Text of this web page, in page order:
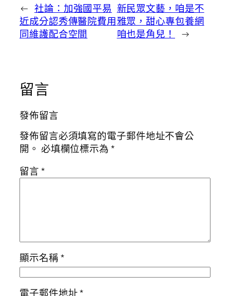
← 社論：加強國平易
近成分認秀傳醫院費用
同維護配合空間
新民眾文藝，咱是不
雅眾，甜心專包養網
咱也是角兒！
→
留言
發佈留言
發佈留言必須填寫的電子郵件地址不會公
開。 必填欄位標示為*
留言*
顯示名稱*
電子郵件地址*